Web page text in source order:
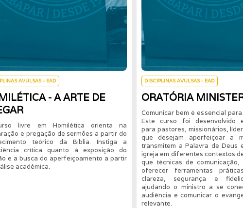
AVULSAS - EAD
- A ARTE DE
livre em Homilética orienta na
e pregação de sermões a partir do
teórico da Bíblia. Instiga a
crítica quanto à exposição do
e a busca do aperfeiçoamento a partir
acadêmica.
DISCIPLINAS AVULSAS - EAD
ORATÓRIA
Comunicar bem é essencial
Este curso foi desenvolvido
para pastores, missionários,
que desejam aperfeiçoar a
transmitem a Palavra de Deus
igreja em diferentes contextos
que técnicas de
oferecer ferramentas
clareza, segurança e
ajudando o ministro a se
audiência e comunicar o
relevante.